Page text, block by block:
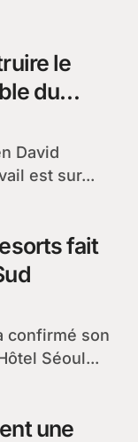
le
du
est sur...
fait
Séoul...
une